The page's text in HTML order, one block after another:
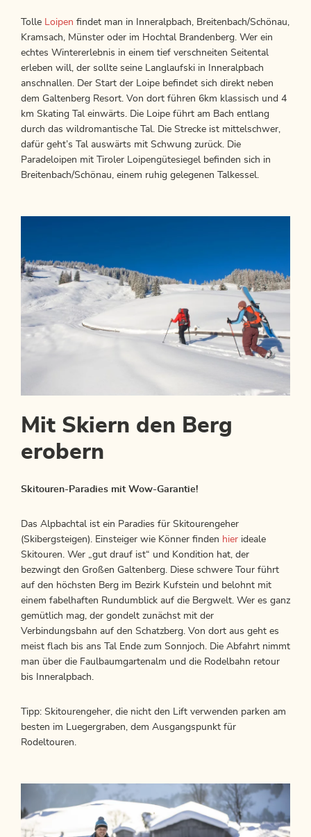
Tolle Loipen findet man in Inneralpbach, Breitenbach/Schönau,
Kramsach, Münster oder im Hochtal Brandenberg. Wer ein
echtes Wintererlebnis in einem tief verschneiten Seitental
erleben will, der sollte seine Langlaufski in Inneralpbach
anschnallen. Der Start der Loipe befindet sich direkt neben
dem Galtenberg Resort. Von dort führen 6km klassisch und 4
km Skating Tal einwärts. Die Loipe führt am Bach entlang
durch das wildromantische Tal. Die Strecke ist mittelschwer,
dafür geht’s Tal auswärts mit Schwung zurück. Die
Paradeloipen mit Tiroler Loipengütesiegel befinden sich in
Breitenbach/Schönau, einem ruhig gelegenen Talkessel.
Mit Skiern den Berg
erobern
Skitouren-Paradies mit Wow-Garantie!
Das Alpbachtal ist ein Paradies für Skitourengeher
(Skibergsteigen). Einsteiger wie Könner finden hier ideale
Skitouren. Wer „gut drauf ist“ und Kondition hat, der
bezwingt den Großen Galtenberg. Diese schwere Tour führt
auf den höchsten Berg im Bezirk Kufstein und belohnt mit
einem fabelhaften Rundumblick auf die Bergwelt. Wer es ganz
gemütlich mag, der gondelt zunächst mit der
Verbindungsbahn auf den Schatzberg. Von dort aus geht es
meist flach bis ans Tal Ende zum Sonnjoch. Die Abfahrt nimmt
man über die Faulbaumgartenalm und die Rodelbahn retour
bis Inneralpbach.
Tipp: Skitourengeher, die nicht den Lift verwenden parken am
besten im Luegergraben, dem Ausgangspunkt für
Rodeltouren.